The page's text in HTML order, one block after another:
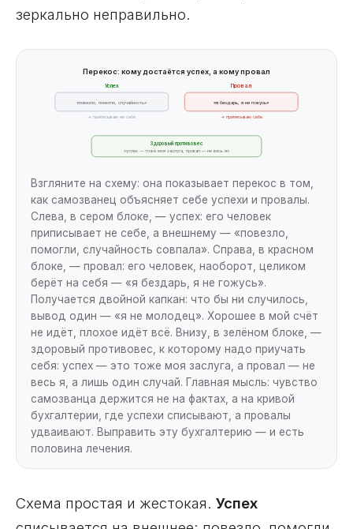
зеркально неправильно.
Перекос: кому достаётся успех, а кому провал
Успех
«повезло, помогли, случайность»
→ приписываю не себе
Провал
«я бездарь, я не гожусь»
→ приписываю себе
Здоровый противовес
«успех — тоже моя заслуга, провал — не весь я»
Взгляните на схему: она показывает перекос в том,
как самозванец объясняет себе успехи и провалы.
Слева, в сером блоке, — успех: его человек
приписывает не себе, а внешнему — «повезло,
помогли, случайность совпала». Справа, в красном
блоке, — провал: его человек, наоборот, целиком
берёт на себя — «я бездарь, я не гожусь».
Получается двойной капкан: что бы ни случилось,
вывод один — «я не молодец». Хорошее в мой счёт
не идёт, плохое идёт всё. Внизу, в зелёном блоке, —
здоровый противовес, к которому надо приучать
себя: успех — это тоже моя заслуга, а провал — не
весь я, а лишь один случай. Главная мысль: чувство
самозванца держится не на фактах, а на кривой
бухгалтерии, где успехи списывают, а провалы
удваивают. Выправить эту бухгалтерию — и есть
половина лечения.
Схема простая и жестокая. Успех